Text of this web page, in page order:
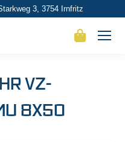
3, 3754 Irnfritz
VZ-
8X50